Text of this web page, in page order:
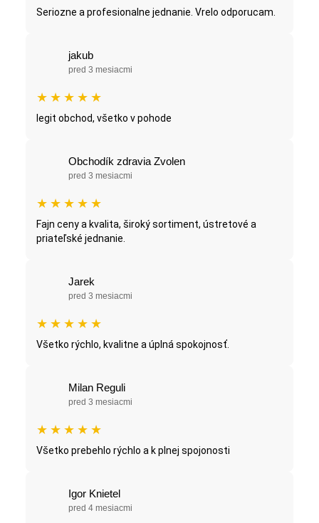
Seriozne a profesionalne jednanie. Vrelo odporucam.
jakub
pred 3 mesiacmi
★ ★ ★ ★ ★
legit obchod, všetko v pohode
Obchodík zdravia Zvolen
pred 3 mesiacmi
★ ★ ★ ★ ★
Fajn ceny a kvalita, široký sortiment, ústretové a
priateľské jednanie.
Jarek
pred 3 mesiacmi
★ ★ ★ ★ ★
Všetko rýchlo, kvalitne a úplná spokojnosť.
Milan Reguli
pred 3 mesiacmi
★ ★ ★ ★ ★
Všetko prebehlo rýchlo a k plnej spojonosti
Igor Knietel
pred 4 mesiacmi